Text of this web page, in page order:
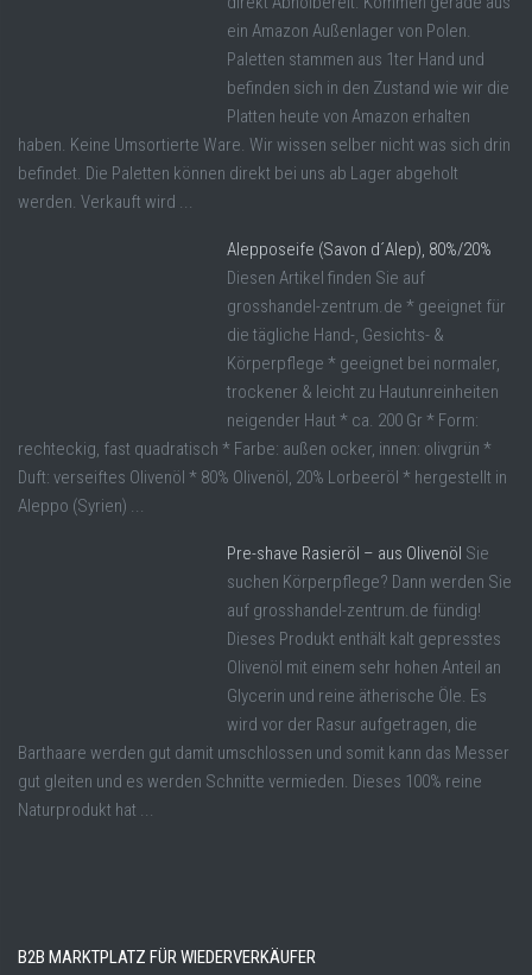
ein Amazon Außenlager von Polen.
Paletten stammen aus 1ter Hand und
befinden sich in den Zustand wie wir die
Platten heute von Amazon erhalten
haben. Keine Umsortierte Ware. Wir wissen selber nicht was sich drin
befindet. Die Paletten können direkt bei uns ab Lager abgeholt
werden. Verkauft wird ...
Alepposeife (Savon d´Alep), 80%/20%
Diesen Artikel finden Sie auf
grosshandel-zentrum.de * geeignet für
die tägliche Hand-, Gesichts- &
Körperpflege * geeignet bei normaler,
trockener & leicht zu Hautunreinheiten
neigender Haut * ca. 200 Gr * Form:
rechteckig, fast quadratisch * Farbe: außen ocker, innen: olivgrün *
Duft: verseiftes Olivenöl * 80% Olivenöl, 20% Lorbeeröl * hergestellt in
Aleppo (Syrien) ...
Pre-shave Rasieröl – aus Olivenöl Sie
suchen Körperpflege? Dann werden Sie
auf grosshandel-zentrum.de fündig!
Dieses Produkt enthält kalt gepresstes
Olivenöl mit einem sehr hohen Anteil an
Glycerin und reine ätherische Öle. Es
wird vor der Rasur aufgetragen, die
Barthaare werden gut damit umschlossen und somit kann das Messer
gut gleiten und es werden Schnitte vermieden. Dieses 100% reine
Naturprodukt hat ...
B2B MARKTPLATZ FÜR WIEDERVERKÄUFER